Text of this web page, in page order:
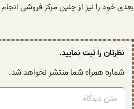
بعدی خود را نیز از چنین مرکز فروشی
نظرتان را ثبت نمایید.
شماره همراه شما منتشر نخواهد شد.